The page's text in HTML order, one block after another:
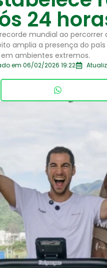
24
mundial ao
amplia a presença do
ambientes extremos.
em 06/02/2026 19:22